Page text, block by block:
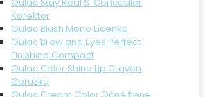
Korektor
Oulac Blush Mono Lícenka
Oulac Brow and Eyes Perfect
Finishing Compact
Oulac Color Shine Lip Crayon
Ceruzka